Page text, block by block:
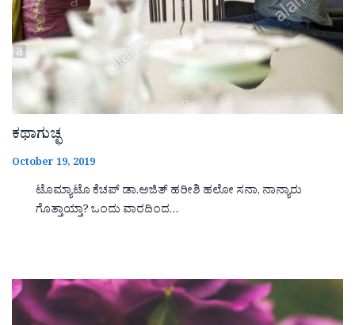
ಕಥಾಗುಚ್ಛ
October 19, 2019
ಟೊಮ್ಯಾಟೊ ಕೆಚಪ್ ಡಾ.ಅಜಿತ್ ಹರೀಶಿ ಹಲೋ ಸನಾ, ನಾನ್ಯಾರು
ಗೊತ್ತಾಯ್ತಾ? ಒಂದು ವಾರದಿಂದ…